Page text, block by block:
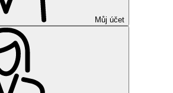
Můj účet